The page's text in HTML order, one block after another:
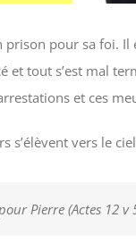
pour sa foi.
et tout s’est mal
et ces
s’élèvent vers le
Pierre (Actes 12 v